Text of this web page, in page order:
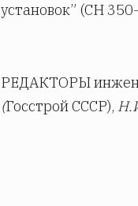
установок” (СН
РЕДАКТОРЫ
(Госстрой СССР),